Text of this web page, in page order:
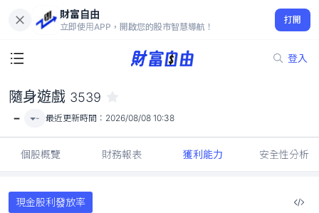
財富自由
立即使用APP，開啟您的股市智慧導航！
打開
登入
-
隨身遊戲 3539
- - 最近更新時間： 2026/08/08 10:38
個股概覽 財務報表 獲利能力 安全性分析
現金股利發放率